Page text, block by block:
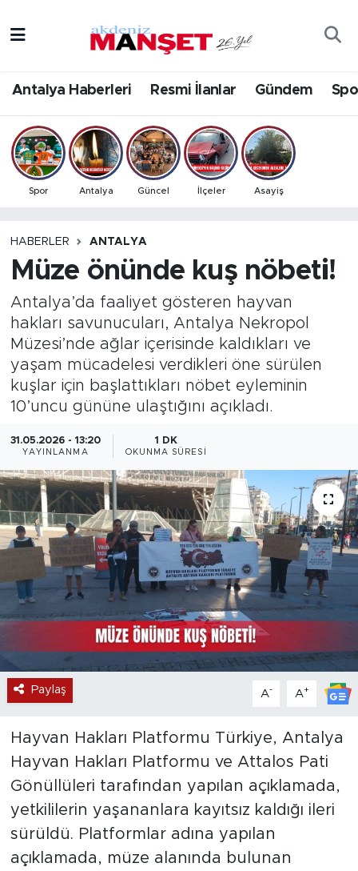
Antalya Haberleri Resmi İlanlar Gündem
Spor Antalya Güncel İlçeler Asayiş
HABERLER ANTALYA
Müze önünde kuş nöbeti!
Antalya’da faaliyet gösteren hayvan
hakları savunucuları, Antalya Nekropol
Müzesi’nde ağlar içerisinde kaldıkları ve
yaşam mücadelesi verdikleri öne sürülen
kuşlar için başlattıkları nöbet eyleminin
10’uncu gününe ulaştığını açıkladı.
31.05.2026 - 13:20
YAYINLANMA
1 DK
OKUNMA SÜRESI
Paylaş A- A+
Hayvan Hakları Platformu Türkiye, Antalya
Hayvan Hakları Platformu ve Attalos Pati
Gönüllüleri tarafından yapılan açıklamada,
yetkililerin yaşananlara kayıtsız kaldığı ileri
sürüldü. Platformlar adına yapılan
açıklamada, müze alanında bulunan
Bilim & Teknoloji
Eğitim
Ekonomi
Gündem
İlçeler
Kültür- Sanat
Magazin
Politika
Resmi İlanlar
Sağlık
Spor
Antalya Hava Durumu
Antalya Namaz Vakitleri
Antalya Trafik Yoğunluk Haritası
Tüm Manşetler
Son Dakika Haberleri
Haber Arşivi